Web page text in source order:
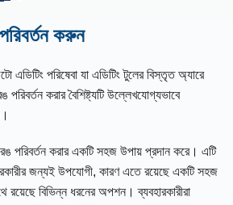
করুন
পরিষেবা যা এডিটিং টুলের বিস্তৃত অ্যারে
পরিবর্তন করার বৈশিষ্ট্যটি উল্লেখযোগ্যভাবে
পরিবর্তন করার একটি সহজ উপায় প্রদান করে। এটি
জন্যই উপযোগী, কারণ এতে রয়েছে একটি সহজ
রয়েছে বিভিন্ন ধরনের অপশন। ব্যবহারকারীরা